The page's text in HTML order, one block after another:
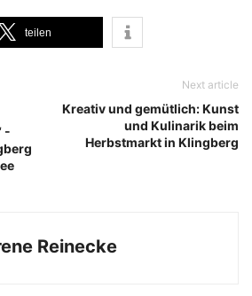
tei­len
-
Next article
Kreativ und gemütlich: Kunst
und Kulinarik beim
Herbstmarkt in Klingberg
Reinecke